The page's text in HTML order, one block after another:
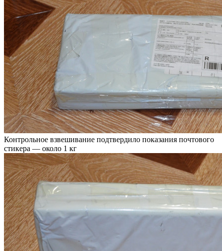
Контрольное взвешивание подтвердило показания почтового
стикера — около 1 кг